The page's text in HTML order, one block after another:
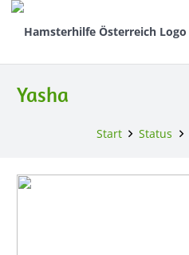
Yasha
Start Status